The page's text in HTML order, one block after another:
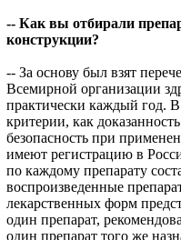
-- Как вы отбирали
конструкции?
-- За основу был взят
Всемирной организации
практически каждый год.
критерии, как
безопасность при
имеют регистрацию в
по каждому препарату
воспроизведенные
лекарственных форм
один препарат,
один препарат того же